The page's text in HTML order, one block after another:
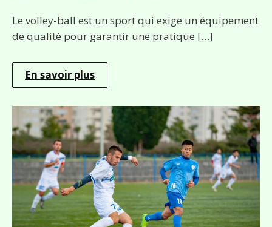
Le volley-ball est un sport qui exige un équipement
de qualité pour garantir une pratique […]
En savoir plus